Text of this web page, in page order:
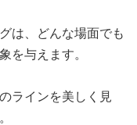
は、どんな場面でも
を与えます。
ラインを美しく見